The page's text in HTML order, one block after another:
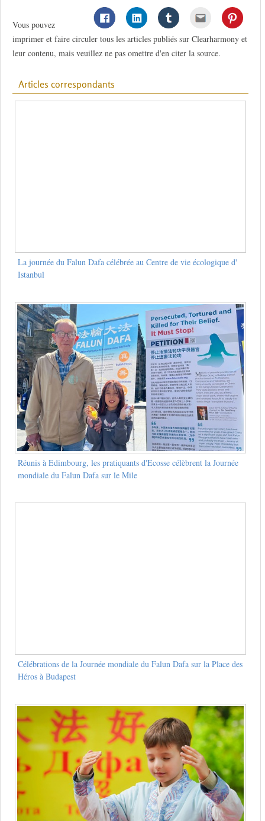
Vous pouvez
imprimer et faire circuler tous les articles publiés sur Clearharmony et
leur contenu, mais veuillez ne pas omettre d'en citer la source.
Articles correspondants
La journée du Falun Dafa célébrée au Centre de vie écologique d'
Istanbul
Réunis à Edimbourg, les pratiquants d'Ecosse célèbrent la Journée
mondiale du Falun Dafa sur le Mile
Célébrations de la Journée mondiale du Falun Dafa sur la Place des
Héros à Budapest